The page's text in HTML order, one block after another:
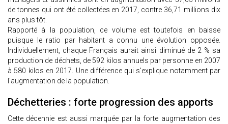
de tonnes qui ont été collectées en 2017, contre 36,71 millions dix
ans plus tôt.
Rapporté à la population, ce volume est toutefois en baisse
puisque le ratio par habitant a connu une évolution opposée.
Individuellement, chaque Français aurait ainsi diminué de 2 % sa
production de déchets, de 592 kilos annuels par personne en 2007
à 580 kilos en 2017. Une différence qui s'explique notamment par
l'augmentation de la population.
Déchetteries : forte progression des apports
Cette décennie est aussi marquée par la forte augmentation des